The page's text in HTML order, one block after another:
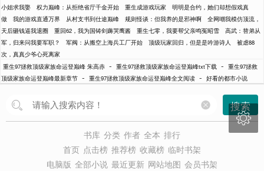
小姐求我娶
权力巅峰：从拒绝省厅千金开始 重生成游戏玩家
明明是合约，她们却想假戏真
做
我的游戏直通万界 从村支书到仕途巅峰 规则怪谈：但我养的是邪神啊
全网嘲我模仿顶流，
天后砸钱逼我退圈
重回62，我为国铸剑薅哭鹰酱 重生七零，我要帮父亲鸣冤昭雪
高武：替弟从
军，归来问我要军职？
军阀：从搬空上海兵工厂开始 顶级玩家回归，但是是吟游诗人
被虐88
次，真真少爷心死离家
重生97拯救顶级家族命运登巅峰 朱高赤 - 重生97拯救顶级家族命运登巅峰txt下载 - 重生97拯救
顶级家族命运登巅峰最新章节 - 重生97拯救顶级家族命运登巅峰全文阅读 - 好看的都市小说
搜索
书库 分类 作者 全本 排行
首页 点击榜 推荐榜 收藏榜 临时书架
电脑版 全部小说 最近更新 网站地图 会员书架
